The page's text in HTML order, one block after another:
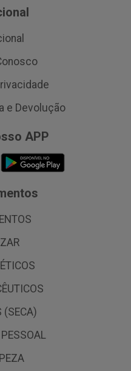
e Devolução
APP
(SECA)